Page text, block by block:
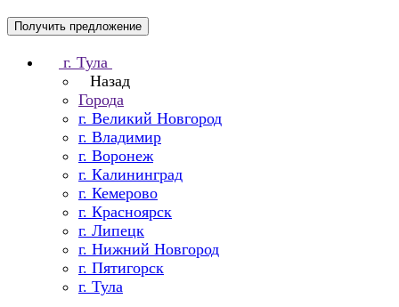
Получить предложение
г. Тула
Назад
Города
г. Великий Новгород
г. Владимир
г. Воронеж
г. Калининград
г. Кемерово
г. Красноярск
г. Липецк
г. Нижний Новгород
г. Пятигорск
г. Тула